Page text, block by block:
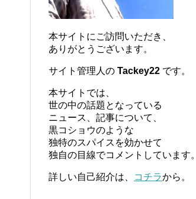
本サイトにご訪問いただき、
ありがとうございます。
サイト管理人の Tackey22 です。
本サイトでは、
世の中の話題となっている
ニュース、記事について、
黒コショウのような
独特のスパイスを効かせて
独自の目線でコメントしています。
詳しい自己紹介は、 コチラから。